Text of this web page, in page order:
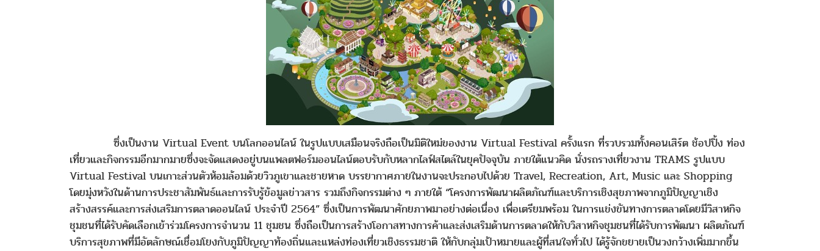
ซึ่งเป็นงาน Virtual Event บนโลกออนไลน์ ในรูปแบบเสมือนจริงถือเป็นมิติใหม่ของงาน Virtual Festival ครั้งแรก ที่รวบรวมทั้งคอนเสิร์ต ช้อปปิ้ง ท่อง
เที่ยวและกิจกรรมอีกมากมายซึ่งจะจัดแสดงอยู่บนแพลตฟอร์มออนไลน์ตอบรับกับหลากไลฟ์สไตล์ในยุคปัจจุบัน ภายใต้แนวคิด นั่งรถรางเที่ยวงาน TRAMS รูปแบบ
Virtual Festival บนเกาะส่วนตัวห้อมล้อมด้วยวิวภูเขาและชายหาด บรรยากาศภายในงานจะประกอบไปด้วย Travel, Recreation, Art, Music และ Shopping
โดยมุ่งหวังในด้านการประชาสัมพันธ์และการรับรู้ข้อมูลข่าวสาร รวมถึงกิจกรรมต่าง ๆ ภายใต้ “โครงการพัฒนาผลิตภัณฑ์และบริการเชิงสุขภาพจากภูมิปัญญาเชิง
สร้างสรรค์และการส่งเสริมการตลาดออนไลน์ ประจำปี 2564” ซึ่งเป็นการพัฒนาศักยภาพมาอย่างต่อเนื่อง เพื่อเตรียมพร้อม ในการแข่งขันทางการตลาดโดยมีวิสาหกิจ
ชุมชนที่ได้รับคัดเลือกเข้าร่วมโครงการจำนวน 11 ชุมชน ซึ่งถือเป็นการสร้างโอกาสทางการค้าและส่งเสริมด้านการตลาดให้กับวิสาหกิจชุมชนที่ได้รับการพัฒนา ผลิตภัณฑ์
บริการสุขภาพที่มีอัตลักษณ์เชื่อมโยงกับภูมิปัญญาท้องถิ่นและแหล่งท่องเที่ยวเชิงธรรมชาติ ให้กับกลุ่มเป้าหมายและผู้ที่สนใจทั่วไป ได้รู้จักขยายเป็นวงกว้างเพิ่มมากขึ้น